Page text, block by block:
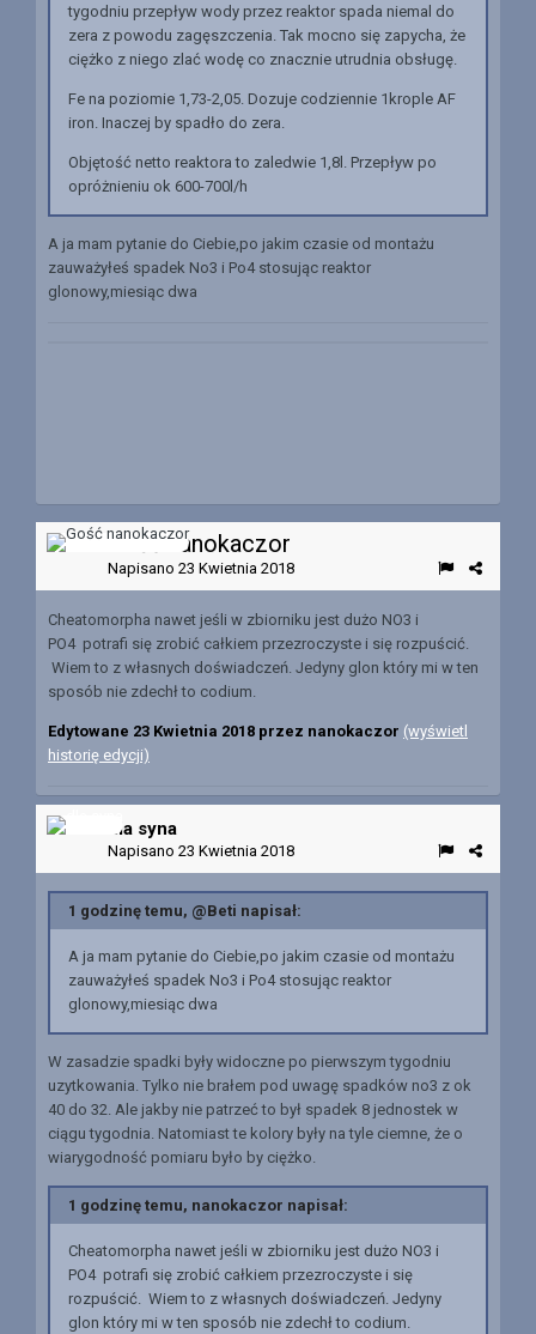
tygodniu przepływ wody przez reaktor spada niemal do
zera z powodu zagęszczenia. Tak mocno się zapycha, że
ciężko z niego zlać wodę co znacznie utrudnia obsługę.
Fe na poziomie 1,73-2,05. Dozuje codziennie 1krople AF
iron. Inaczej by spadło do zera.
Objętość netto reaktora to zaledwie 1,8l. Przepływ po
opróżnieniu ok 600-700l/h
A ja mam pytanie do Ciebie,po jakim czasie od montażu
zauważyłeś spadek No3 i Po4 stosując reaktor
glonowy,miesiąc dwa
Gość nanokaczor
Napisano 23 Kwietnia 2018
Cheatomorpha nawet jeśli w zbiorniku jest dużo NO3 i
PO4 potrafi się zrobić całkiem przezroczyste i się rozpuścić.
Wiem to z własnych doświadczeń. Jedyny glon który mi w ten
sposób nie zdechł to codium.
Edytowane 23 Kwietnia 2018 przez nanokaczor (wyświetl
historię edycji)
dla syna
Napisano 23 Kwietnia 2018
1 godzinę temu, @Beti napisał:
A ja mam pytanie do Ciebie,po jakim czasie od montażu
zauważyłeś spadek No3 i Po4 stosując reaktor
glonowy,miesiąc dwa
W zasadzie spadki były widoczne po pierwszym tygodniu
uzytkowania. Tylko nie brałem pod uwagę spadków no3 z ok
40 do 32. Ale jakby nie patrzeć to był spadek 8 jednostek w
ciągu tygodnia. Natomiast te kolory były na tyle ciemne, że o
wiarygodność pomiaru było by ciężko.
1 godzinę temu, nanokaczor napisał:
Cheatomorpha nawet jeśli w zbiorniku jest dużo NO3 i
PO4 potrafi się zrobić całkiem przezroczyste i się
rozpuścić. Wiem to z własnych doświadczeń. Jedyny
glon który mi w ten sposób nie zdechł to codium.